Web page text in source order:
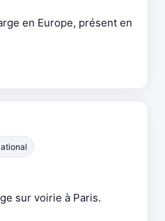
en Europe, présent en
sur voirie à Paris.